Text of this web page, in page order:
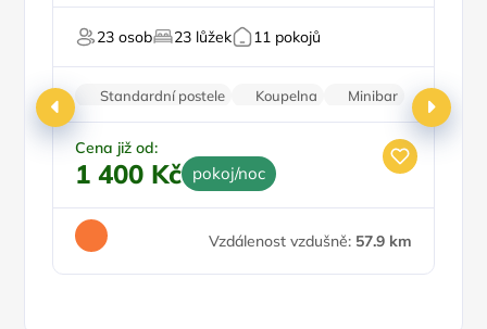
23 osob 23 lůžek 11 pokojů
Standardní postele Koupelna
Minibar
Parkování zdarma
Cena již od:
1 400 Kč pokoj/noc
Vzdálenost vzdušně: 57.9 km